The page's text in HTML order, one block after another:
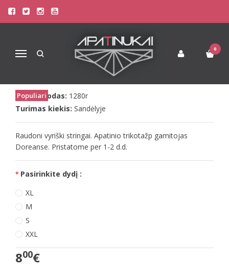
Navigacija
0
Pagrindinis Apatinis Trikotažas Vyrams
Doreanse vyr. raudoni stringai Red string
DOREANSE VYR. RAUDONI
STRINGAI RED STRING
Populiari
Prekės kodas: 1280r
Turimas kiekis: Sandėlyje
Raudoni vyriški stringai. Apatinio trikotažp gamitojas
Doreanse. Pristatome per 1-2 d.d.
Pasirinkite dydį :
XL
M
S
XXL
800€